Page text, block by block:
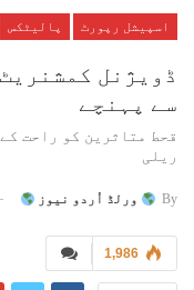
اسپیشل رپورٹ پالیٹکس
ڈویژنل
سے پہنچے
قحط متاثرین کو راحت
ریلی
By ورلڈ اُردو نیوز
1,986